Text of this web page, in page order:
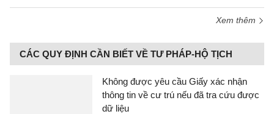
Xem thêm
CÁC QUY ĐỊNH CẦN BIẾT VỀ TƯ PHÁP-HỘ TỊCH
Không được yêu cầu Giấy xác nhận
thông tin về cư trú nếu đã tra cứu được
dữ liệu